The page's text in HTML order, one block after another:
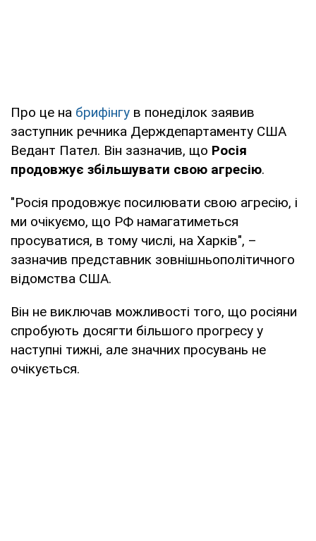
Про це на брифінгу в понеділок заявив
заступник речника Держдепартаменту США
Ведант Пател. Він зазначив, що Росія
продовжує збільшувати свою агресію.
"Росія продовжує посилювати свою агресію, і
ми очікуємо, що РФ намагатиметься
просуватися, в тому числі, на Харків", –
зазначив представник зовнішньополітичного
відомства США.
Він не виключав можливості того, що росіяни
спробують досягти більшого прогресу у
наступні тижні, але значних просувань не
очікується.